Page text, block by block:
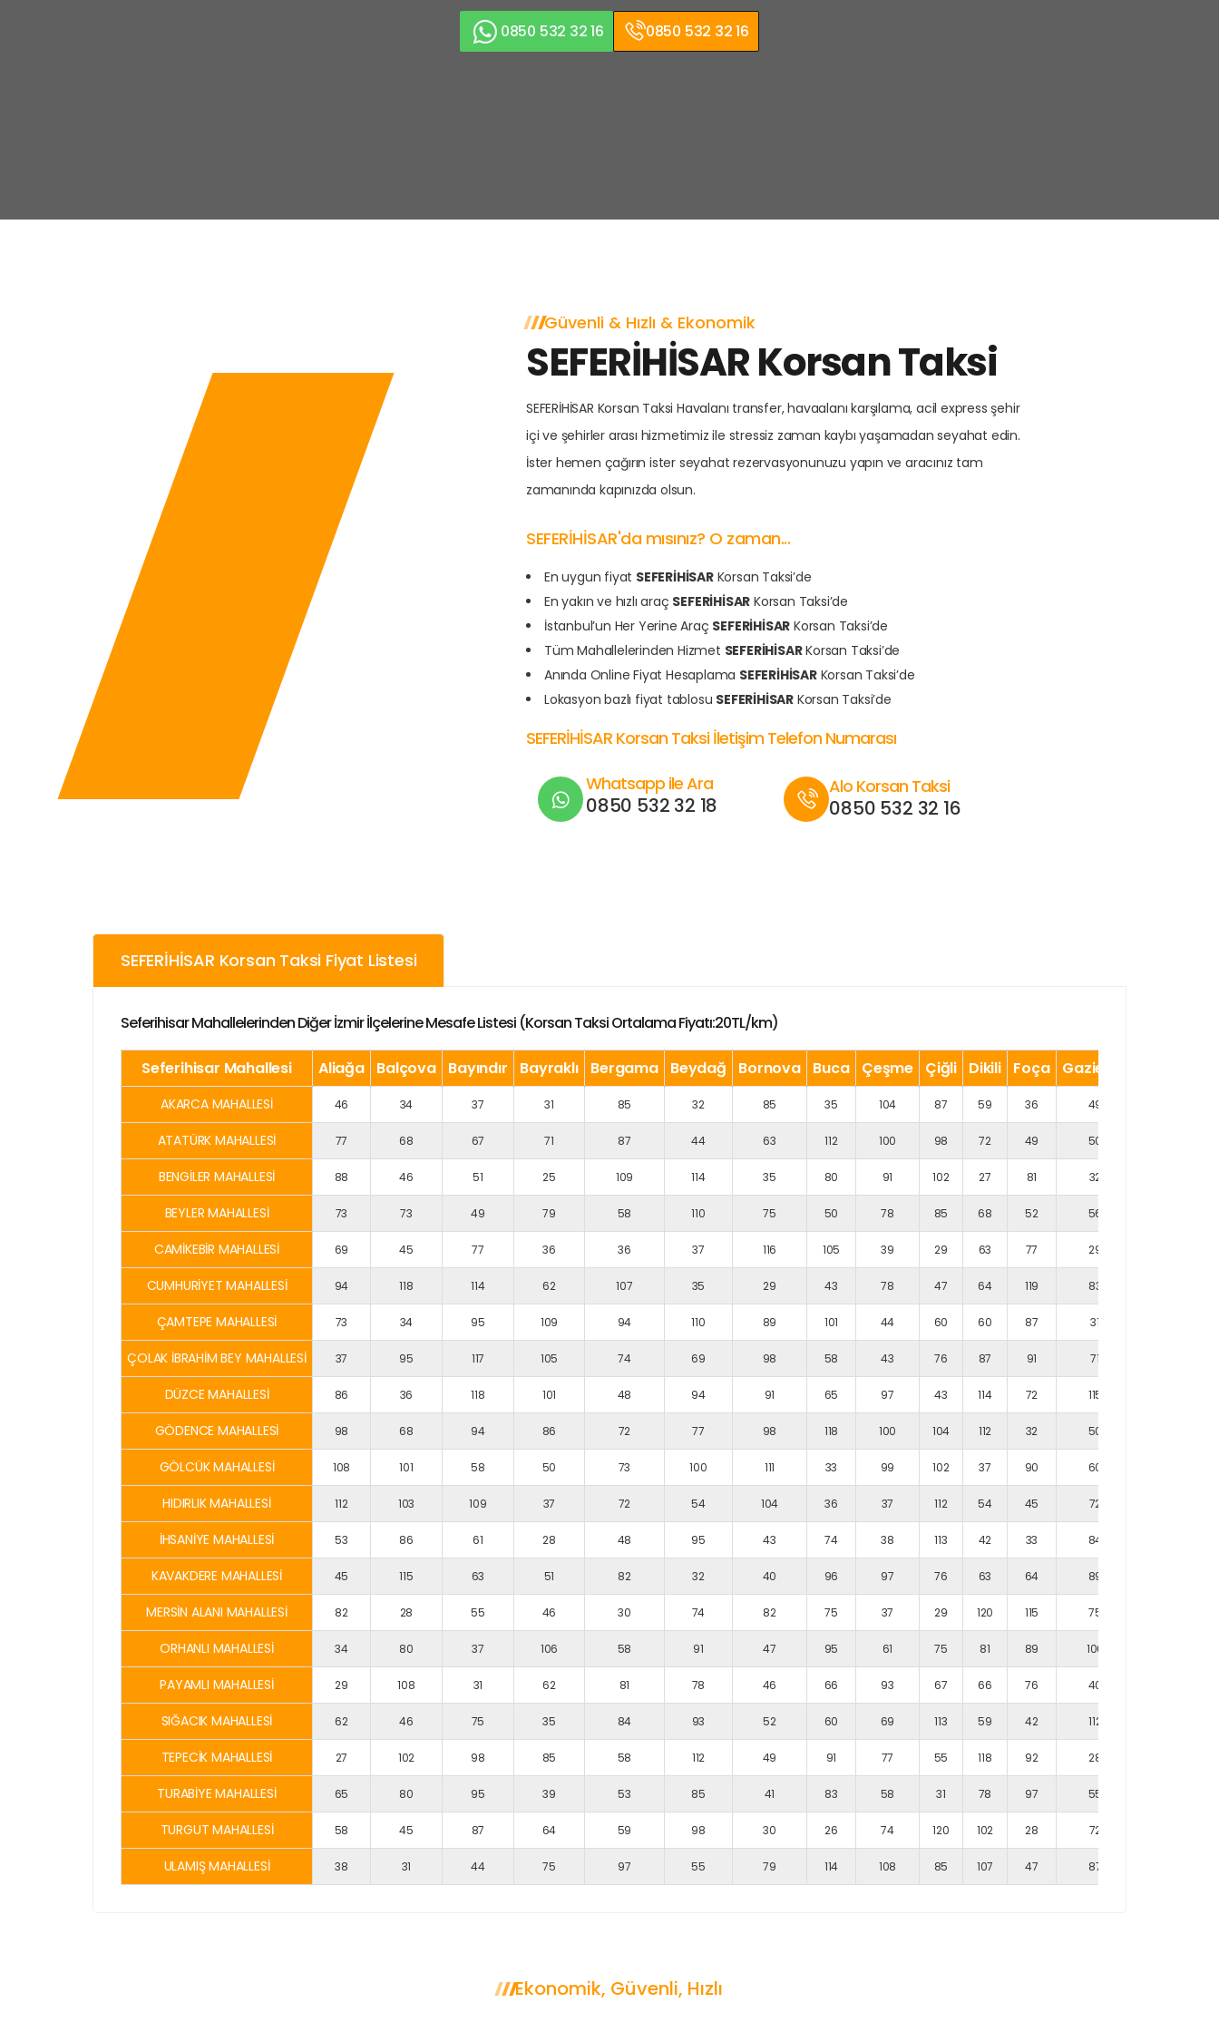
0850 532 32 16 0850 532 32 16
Güvenli & Hızlı & Ekonomik
SEFERİHİSAR Korsan Taksi
SEFERİHİSAR Korsan Taksi Havalanı transfer, havaalanı karşılama, acil express şehir
içi ve şehirler arası hizmetimiz ile stressiz zaman kaybı yaşamadan seyahat edin.
İster hemen çağırın ister seyahat rezervasyonunuzu yapın ve aracınız tam
zamanında kapınızda olsun.
SEFERİHİSAR'da mısınız? O zaman...
En uygun fiyat SEFERİHİSARKorsan Taksi’de
En yakın ve hızlı araç SEFERİHİSAR Korsan Taksi’de
İstanbul’un Her Yerine Araç SEFERİHİSAR Korsan Taksi’de
Tüm Mahallelerinden Hizmet SEFERİHİSARKorsan Taksi’de
Anında Online Fiyat Hesaplama SEFERİHİSARKorsan Taksi’de
Lokasyon bazlı fiyat tablosu SEFERİHİSAR Korsan Taksi’de
SEFERİHİSAR Korsan Taksi İletişim Telefon Numarası
Whatsapp ile Ara
0850 532 32 18
Alo Korsan Taksi
0850 532 32 16
SEFERİHİSAR Korsan Taksi Fiyat Listesi
Seferihisar Mahallelerinden Diğer İzmir İlçelerine Mesafe Listesi (Korsan Taksi Ortalama Fiyatı:20TL/km)
Seferihisar Mahallesi Aliağa Balçova Bayındır Bayraklı Bergama Beydağ Bornova Buca Çeşme Çiğli Dikili Foça Gaziemir
AKARCA MAHALLESİ 46 34 37 31 85 32 85 35 104 87 59 36 49
ATATÜRK MAHALLESİ 77 68 67 71 87 44 63 112 100 98 72 49 50
BENGİLER MAHALLESİ 88 46 51 25 109 114 35 80 91 102 27 81 32
BEYLER MAHALLESİ 73 73 49 79 58 110 75 50 78 85 68 52 56
CAMİKEBİR MAHALLESİ 69 45 77 36 36 37 116 105 39 29 63 77 29
CUMHURİYET MAHALLESİ 94 118 114 62 107 35 29 43 78 47 64 119 83
ÇAMTEPE MAHALLESİ 73 34 95 109 94 110 89 101 44 60 60 87 31
ÇOLAK İBRAHİM BEY MAHALLESİ 37 95 117 105 74 69 98 58 43 76 87 91 71
DÜZCE MAHALLESİ 86 36 118 101 48 94 91 65 97 43 114 72 115
GÖDENCE MAHALLESİ 98 68 94 86 72 77 98 118 100 104 112 32 50
GÖLCÜK MAHALLESİ 108 101 58 50 73 100 111 33 99 102 37 90 60
HIDIRLIK MAHALLESİ 112 103 109 37 72 54 104 36 37 112 54 45 72
İHSANİYE MAHALLESİ 53 86 61 28 48 95 43 74 38 113 42 33 84
KAVAKDERE MAHALLESİ 45 115 63 51 82 32 40 96 97 76 63 64 89
MERSİN ALANI MAHALLESİ 82 28 55 46 30 74 82 75 37 29 120 115 75
ORHANLI MAHALLESİ 34 80 37 106 58 91 47 95 61 75 81 89 106
PAYAMLI MAHALLESİ 29 108 31 62 81 78 46 66 93 67 66 76 40
SIĞACIK MAHALLESİ 62 46 75 35 84 93 52 60 69 113 59 42 112
TEPECİK MAHALLESİ 27 102 98 85 58 112 49 91 77 55 118 92 28
TURABİYE MAHALLESİ 65 80 95 39 53 85 41 83 58 31 78 97 55
TURGUT MAHALLESİ 58 45 87 64 59 98 30 26 74 120 102 28 72
ULAMIŞ MAHALLESİ 38 31 44 75 97 55 79 114 108 85 107 47 87
Ekonomik, Güvenli, Hızlı